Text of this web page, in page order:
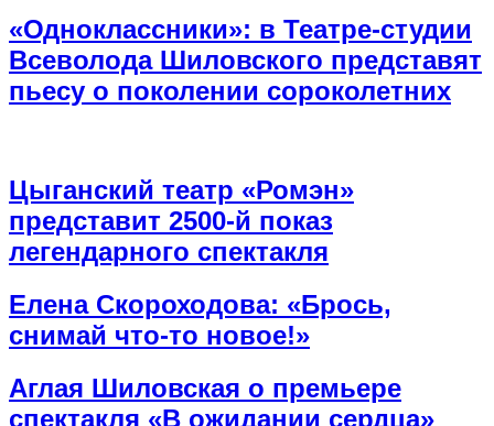
«Одноклассники»: в Театре-студии
Всеволода Шиловского представят
пьесу о поколении сороколетних
Цыганский театр «Ромэн»
представит 2500-й показ
легендарного спектакля
Елена Скороходова: «Брось,
снимай что-то новое!»
Аглая Шиловская о премьере
спектакля «В ожидании сердца»